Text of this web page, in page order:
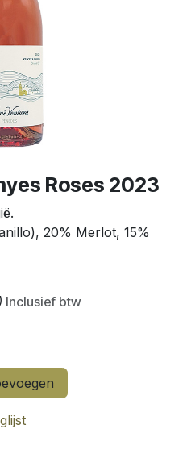
Roses 2023
20% Merlot, 15%
Inclusief btw